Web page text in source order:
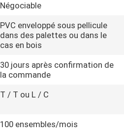
Négociable
PVC enveloppé sous pellicule
dans des palettes ou dans le
cas en bois
30 jours après confirmation de
la commande
T / T ou L / C
100 ensembles/mois